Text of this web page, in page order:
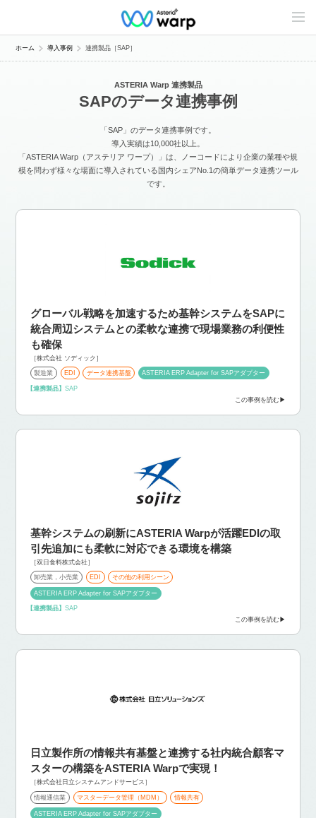
C
n
e
ホーム 導入事例 連携製品［SAP］
ASTERIA Warp 連携製品
SAPのデータ連携事例
「SAP」のデータ連携事例です。
導入実績は10,000社以上。
「ASTERIA Warp（アステリア ワープ）」は、ノーコードにより企業の業種や規
模を問わず様々な場面に導入されている国内シェアNo.1の簡単データ連携ツール
です。
グローバル戦略を加速するため基幹システムをSAPに
統合周辺システムとの柔軟な連携で現場業務の利便性
も確保
［株式会社 ソディック］
製造業 EDI データ連携基盤 ASTERIA ERP Adapter for SAPアダプター
【連携製品】SAP
この事例を読む
基幹システムの刷新にASTERIA Warpが活躍EDIの取
引先追加にも柔軟に対応できる環境を構築
［双日食料株式会社］
卸売業，小売業 EDI その他の利用シーン
ASTERIA ERP Adapter for SAPアダプター
【連携製品】SAP
この事例を読む
日立製作所の情報共有基盤と連携する社内統合顧客マ
スターの構築をASTERIA Warpで実現！
［株式会社日立システムアンドサービス］
情報通信業 マスターデータ管理（MDM） 情報共有
ASTERIA ERP Adapter for SAPアダプター